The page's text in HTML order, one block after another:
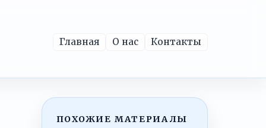
Главная О нас Контакты
ПОХОЖИЕ МАТЕРИАЛЫ